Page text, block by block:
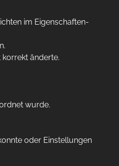
im Eigenschaften-
änderte.
wurde.
oder Einstellungen